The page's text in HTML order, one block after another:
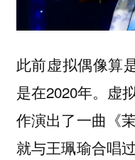
此前虚拟偶像算
是在2020年。虚
作演出了一曲《
就与王珮瑜合唱